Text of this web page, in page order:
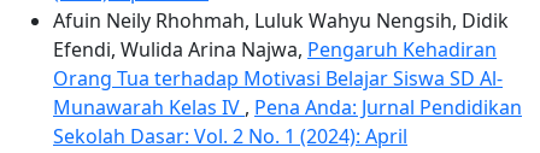
Afuin Neily Rhohmah, Luluk Wahyu Nengsih, Didik
Efendi, Wulida Arina Najwa, Pengaruh Kehadiran
Orang Tua terhadap Motivasi Belajar Siswa SD Al-
Munawarah Kelas IV , Pena Anda: Jurnal Pendidikan
Sekolah Dasar: Vol. 2 No. 1 (2024): April